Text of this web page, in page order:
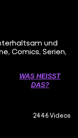
und
Comics, Serien,
WAS HEISST D
AS?
2446 Videos